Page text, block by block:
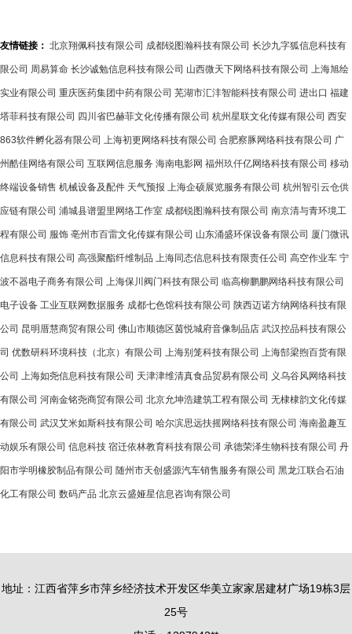
友情链接： 北京翔佩科技有限公司 成都锐图瀚科技有限公司 长沙九字狐信息科技有
限公司 周易算命 长沙诚勉信息科技有限公司 山西微天下网络科技有限公司 上海旭绘
实业有限公司 重庆医药集团中药有限公司 芜湖市汇沣智能科技有限公司 进出口 福建
塔菲科技有限公司 四川省巴赫菲文化传播有限公司 杭州星联文化传媒有限公司 西安
863软件孵化器有限公司 上海初更网络科技有限公司 合肥察豚网络科技有限公司 广
州酷佳网络有限公司 互联网信息服务 海南电影网 福州玖仟亿网络科技有限公司 移动
终端设备销售 机械设备及配件 天气预报 上海企硕展览服务有限公司 杭州智引云仓供
应链有限公司 浦城县谱盟里网络工作室 成都锐图瀚科技有限公司 南京清与青环境工
程有限公司 服饰 亳州市百雷文化传媒有限公司 山东涌盛环保设备有限公司 厦门微讯
信息科技有限公司 高强聚酯纤维制品 上海同态信息科技有限责任公司 高空作业车 宁
波不器电子商务有限公司 上海保川阀门科技有限公司 临高柳鹏鹏网络科技有限公司
电子设备 工业互联网数据服务 成都七色馆科技有限公司 陕西迈诺方纳网络科技有限
公司 昆明厝慧商贸有限公司 佛山市顺德区茵悦城府音像制品店 武汉控品科技有限公
司 优数研科环境科技（北京）有限公司 上海别笼科技有限公司 上海郜梁煦百货有限
公司 上海如尧信息科技有限公司 天津津维清真食品贸易有限公司 义乌谷风网络科技
有限公司 河南金铭尧商贸有限公司 北京允坤浩建筑工程有限公司 无棣棣韵文化传媒
有限公司 武汉艾米如斯科技有限公司 哈尔滨思远扶摇网络科技有限公司 海南盈趣互
动娱乐有限公司 信息科技 宿迁依林教育科技有限公司 承德荣泽生物科技有限公司 丹
阳市学明橡胶制品有限公司 随州市天创盛源汽车销售服务有限公司 黑龙江联合石油
化工有限公司 数码产品 北京云盛娅星信息咨询有限公司
地址：江西省萍乡市萍乡经济技术开发区华美立家家居建材广场19栋3层
25号